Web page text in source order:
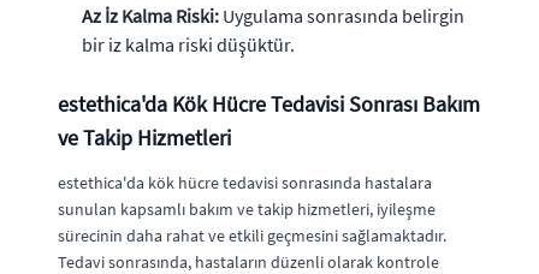
Az İz Kalma Riski: Uygulama sonrasında belirgin
bir iz kalma riski düşüktür.
estethica'da Kök Hücre Tedavisi Sonrası Bakım
ve Takip Hizmetleri
estethica'da kök hücre tedavisi sonrasında hastalara
sunulan kapsamlı bakım ve takip hizmetleri, iyileşme
sürecinin daha rahat ve etkili geçmesini sağlamaktadır.
Tedavi sonrasında, hastaların düzenli olarak kontrole